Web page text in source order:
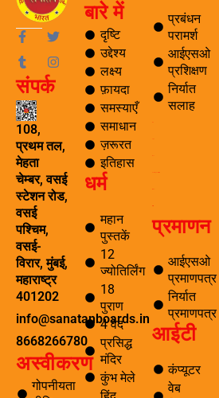
F
a
c
e
b
o
o
k
-
f
T
i
t
T
u
m
b
l
r
I
s
a
m
संपर्क
108,
प्रथम तल,
मेहता
चेम्बर, वसई
स्टेशन रोड,
वसई
पश्चिम,
वसई-
विरार, मुंबई,
महाराष्ट्र
401202
info@sanatanboards.in
8668266780
अस्वीकरण
गोपनीयता
बारे में
दृष्टि
उद्देश्य
लक्ष्य
फ़ायदा
समस्याएँ
समाधान
ज़रूरत
इतिहास
धर्म
महान
पुस्तकें
12
ज्योतिर्लिंग
18
पुराण
4 वेद
प्रसिद्ध
मंदिर
कुंभ मेले
प्रबंधन
परामर्श
आईएसओ
प्रशिक्षण
निर्यात
सलाह
प्रमाणन
आईएसओ
प्रमाणपत्र
निर्यात
प्रमाणपत्र
आईटी
कंप्यूटर
वेब